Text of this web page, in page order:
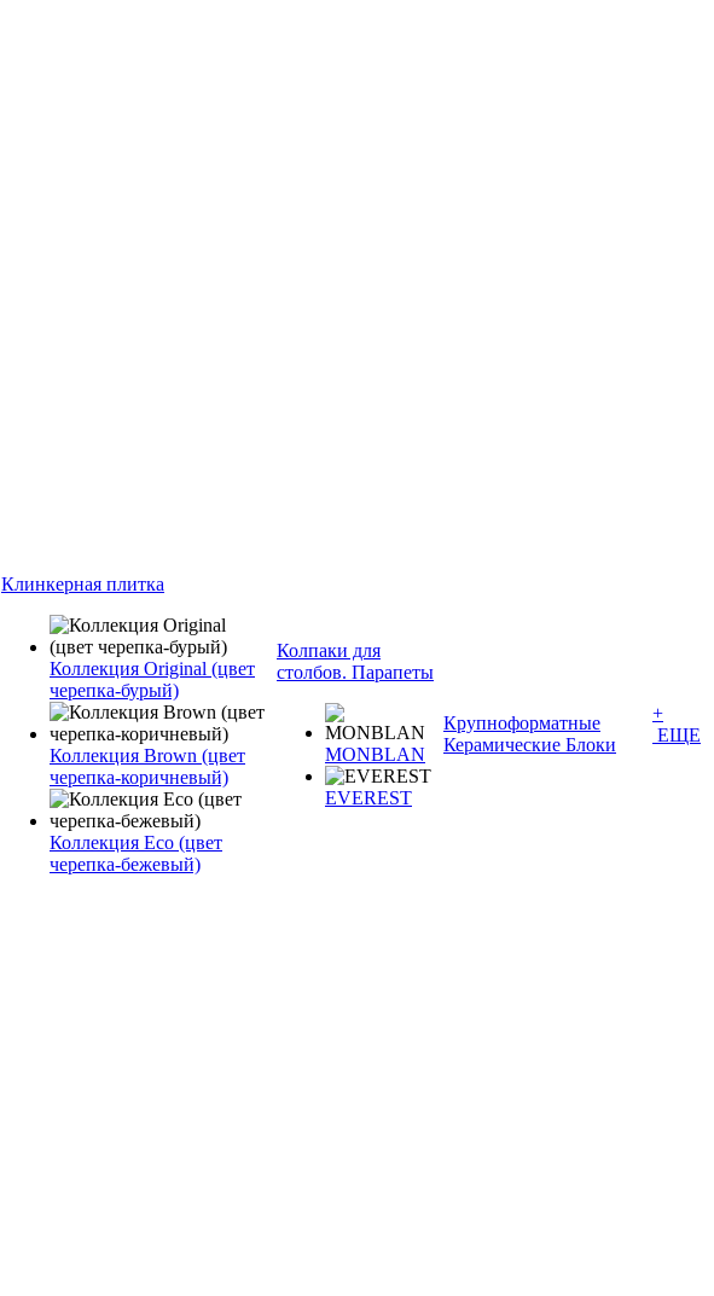
Клинкерная плитка
Коллекция Original (цвет
черепка-бурый)
Коллекция Brown (цвет
черепка-коричневый)
Коллекция Eco (цвет
черепка-бежевый)
Колпаки для
столбов. Парапеты
MONBLAN
EVEREST
Крупноформатные
Керамические Блоки
+
ЕЩЕ